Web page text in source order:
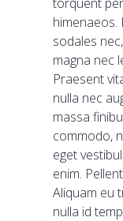
himenaeos.
sodales
magna nec
Praesent
nulla nec
massa
commodo,
eget
enim.
Aliquam eu
nulla id